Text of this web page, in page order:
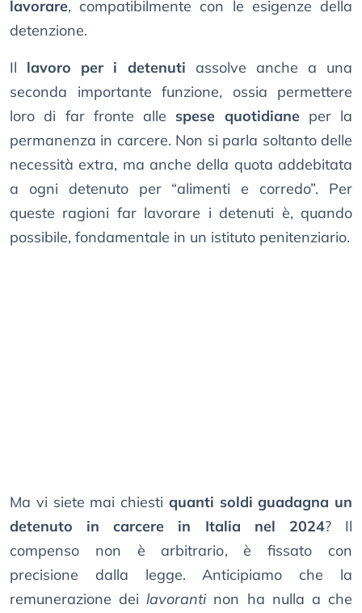
lavorare, compatibilmente con le esigenze della
detenzione.
Il lavoro per i detenuti assolve anche a una
seconda importante funzione, ossia permettere
loro di far fronte alle spese quotidianeper la
permanenza in carcere. Non si parla soltanto delle
necessità extra, ma anche della quota addebitata
a ogni detenuto per “alimenti e corredo”. Per
queste ragioni far lavorare i detenuti è, quando
possibile, fondamentale in un istituto penitenziario.
Ma vi siete mai chiesti quanti soldi guadagna un
detenuto in carcere in Italia nel 2024? Il
compenso non è arbitrario, è fissato con
precisione dalla legge. Anticipiamo che la
remunerazione deilavorantinon ha nulla a che